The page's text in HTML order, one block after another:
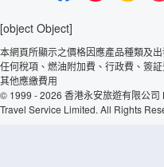
[object Object]
本網頁所顯示之價格因應產品種類及
任何稅項、燃油附加費、行政費、簽
其他應繳費用
© 1999 - 2026 香港永安旅遊有限公司
Travel Service Limited. All Rights